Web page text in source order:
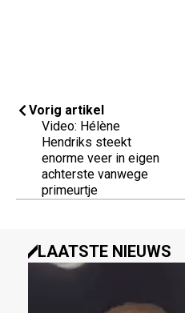
Vorig artikel
Video: Hélène
Hendriks steekt
enorme veer in eigen
achterste vanwege
primeurtje
LAATSTE NIEUWS